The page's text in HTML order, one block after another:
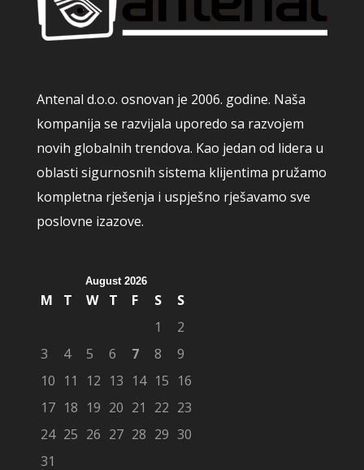
Antenal d.o.o. osnovan je 2006. godine. Naša
kompanija se razvijala uporedo sa razvojem
novih globalnih trendova. Kao jedan od lidera u
oblasti sigurnosnih sistema klijentima pružamo
kompletna rješenja i uspješno rješavamo sve
poslovne izazove.
August 2026
M T W T F S
S
1
2
3
4 5 6 7 8
9
10 11 12 13 14 15 16
17 18 19 20 21 22 23
24 25 26 27 28 29 30
31